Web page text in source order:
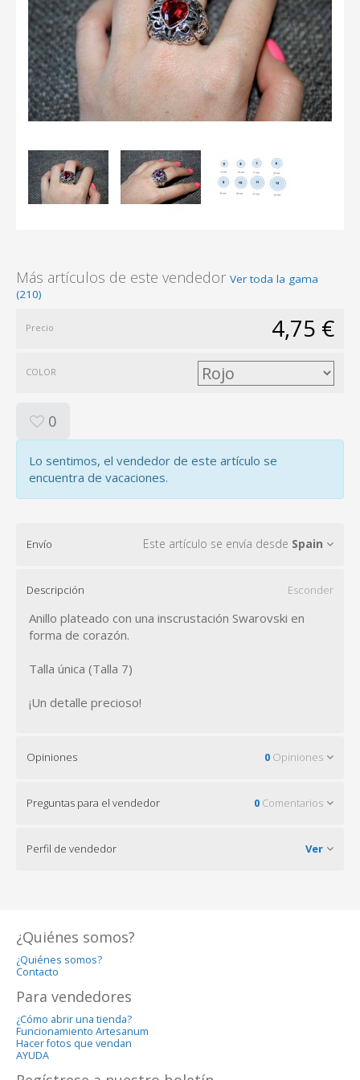
Más artículos de este vendedor Ver toda la gama
(210)
Precio 4,75 €
COLOR
0
Lo sentimos, el vendedor de este artículo se
encuentra de vacaciones.
Envío Este artículo se envía desde Spain
Descripción Esconder
Anillo plateado con una inscrustación Swarovski en
forma de corazón.
Talla única (Talla 7)
¡Un detalle precioso!
Opiniones 0 Opiniones
Preguntas para el vendedor 0 Comentarios
Perfil de vendedor Ver
¿Quiénes somos?
¿Quiénes somos?
Contacto
Para vendedores
¿Cómo abrir una tienda?
Funcionamiento Artesanum
Hacer fotos que vendan
AYUDA